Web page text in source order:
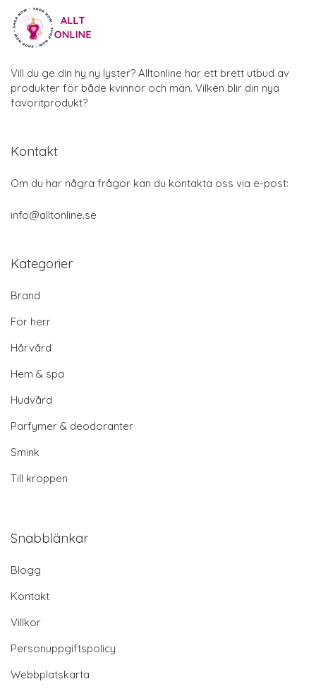
Vill du ge din hy ny lyster? Alltonline har ett brett utbud av
produkter för både kvinnor och män. Vilken blir din nya
favoritprodukt?
Kontakt
Om du har några frågor kan du kontakta oss via e-post:
info@alltonline.se
Kategorier
Brand
För herr
Hårvård
Hem & spa
Hudvård
Parfymer & deodoranter
Smink
Till kroppen
Snabblänkar
Blogg
Kontakt
Villkor
Personuppgiftspolicy
Webbplatskarta